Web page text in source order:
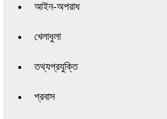
আইন-অপরাধ
খেলাধুলা
তথ্যপ্রযুক্তি
প্রবাস